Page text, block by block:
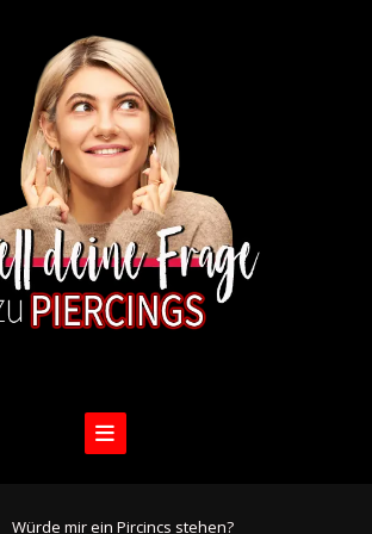
Würde mir ein Pircincs stehen?